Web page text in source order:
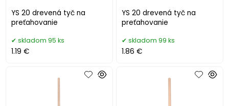
YS 20 drevená tyč na
preťahovanie
skladom 95 ks
1.19 €
YS 20 drevená tyč na
preťahovanie
skladom 99 ks
1.86 €